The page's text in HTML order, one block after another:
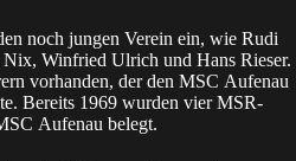
noch jungen Verein ein, wie Rudi
Winfried Ulrich und Hans Rieser.
vorhanden, der den MSC Aufenau
Bereits 1969 wurden vier MSR-
Aufenau belegt.